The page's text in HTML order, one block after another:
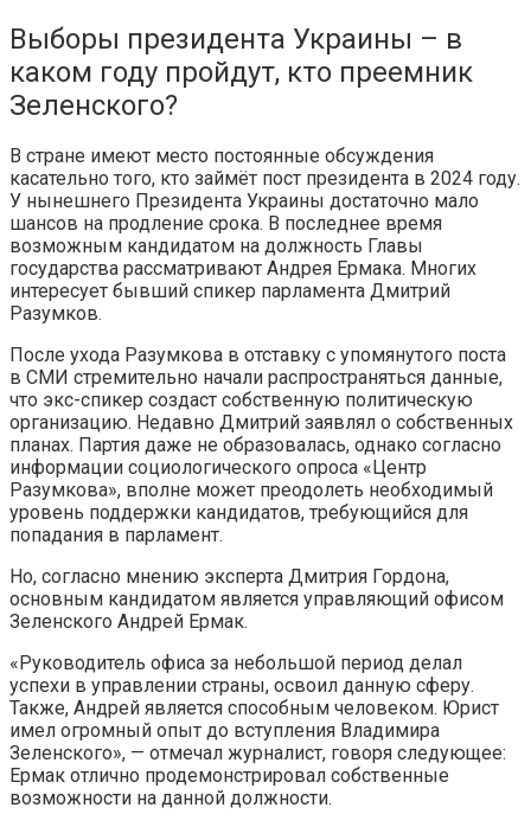
Выборы президента Украины – в
каком году пройдут, кто преемник
Зеленского?
В стране имеют место постоянные обсуждения
касательно того, кто займёт пост президента в 2024 году.
У нынешнего Президента Украины достаточно мало
шансов на продление срока. В последнее время
возможным кандидатом на должность Главы
государства рассматривают Андрея Ермака. Многих
интересует бывший спикер парламента Дмитрий
Разумков.
После ухода Разумкова в отставку с упомянутого поста
в СМИ стремительно начали распространяться данные,
что экс-спикер создаст собственную политическую
организацию. Недавно Дмитрий заявлял о собственных
планах. Партия даже не образовалась, однако согласно
информации социологического опроса «Центр
Разумкова», вполне может преодолеть необходимый
уровень поддержки кандидатов, требующийся для
попадания в парламент.
Но, согласно мнению эксперта Дмитрия Гордона,
основным кандидатом является управляющий офисом
Зеленского Андрей Ермак.
«Руководитель офиса за небольшой период делал
успехи в управлении страны, освоил данную сферу.
Также, Андрей является способным человеком. Юрист
имел огромный опыт до вступления Владимира
Зеленского», — отмечал журналист, говоря следующее:
Ермак отлично продемонстрировал собственные
возможности на данной должности.